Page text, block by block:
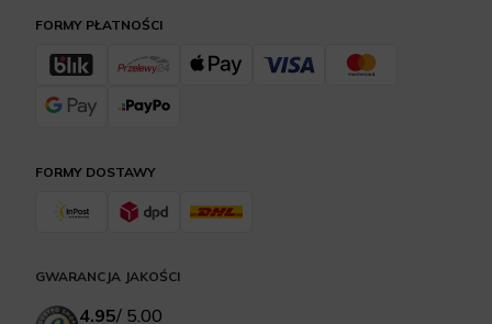
FORMY DOSTAWY
FORMY PŁATNOŚCI
GWARANCJA JAKOŚCI
4.95/ 5.00